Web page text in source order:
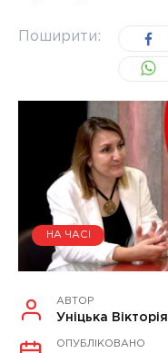
Поширити:
НА ЧАСІ
АВТОР
Уніцька Вікторія
ОПУБЛІКОВАНО